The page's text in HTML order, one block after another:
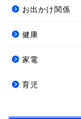
お出かけ関係
健康
家電
育児